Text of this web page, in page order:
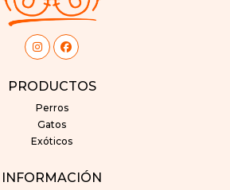
PRODUCTOS
Perros
Gatos
Exóticos
INFORMACIÓN